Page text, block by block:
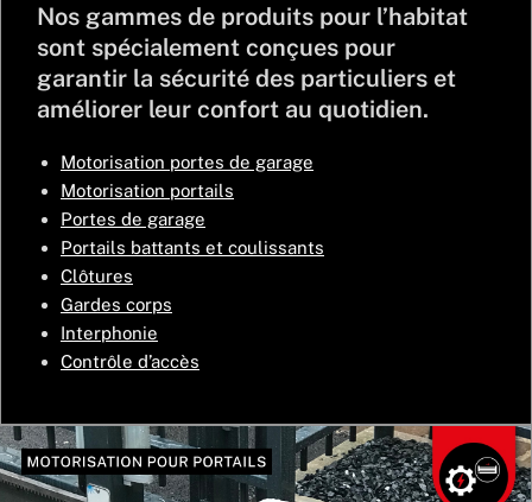
Nos gammes de produits pour l’habitat
sont spécialement conçues pour
garantir la sécurité des particuliers et
améliorer leur confort au quotidien.
Motorisation portes de garage
Motorisation portails
Portes de garage
Portails battants et coulissants
Clôtures
Gardes corps
Interphonie
Contrôle d’accès